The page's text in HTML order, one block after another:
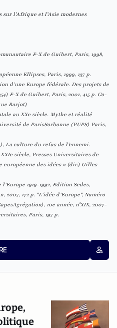
l’Afrique et l’Asie modernes
F-X de Guibert, Paris, 1998,
Ellipses, Paris, 1999, 137 p.
d’une Europe fédérale. Des projets de
F-X de Guibert, Paris, 2001, 415 p. Co-
Barjot)
au XXe siècle. Mythe et réalité
de ParisSorbonne (PUPS) Paris,
La culture du refus de l’ennemi.
siècle, Presses Universitaires de
des idées » (dir.) Gilles
1919-1992, Edition Sedes,
172 p. "L’idée d’Europe", Numéro
10e année, n°XIX, 2007-
Paris, 197 p.